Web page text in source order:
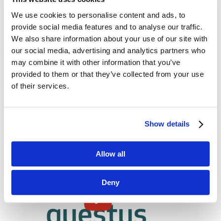
We use cookies to personalise content and ads, to
provide social media features and to analyse our traffic.
We also share information about your use of our site with
our social media, advertising and analytics partners who
may combine it with other information that you’ve
provided to them or that they’ve collected from your use
of their services.
Show details
Allow all
Deny
założyć VR-owe okulary?